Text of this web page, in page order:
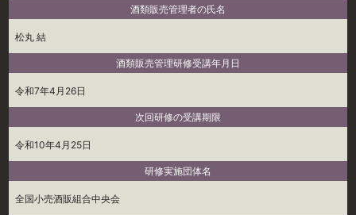
酒類販売管理者の氏名
松丸 結
酒類販売管理研修受講年月日
令和7年4月26日
次回研修の受講期限
令和10年4月25日
研修実施団体名
全国小売酒販組合中央会